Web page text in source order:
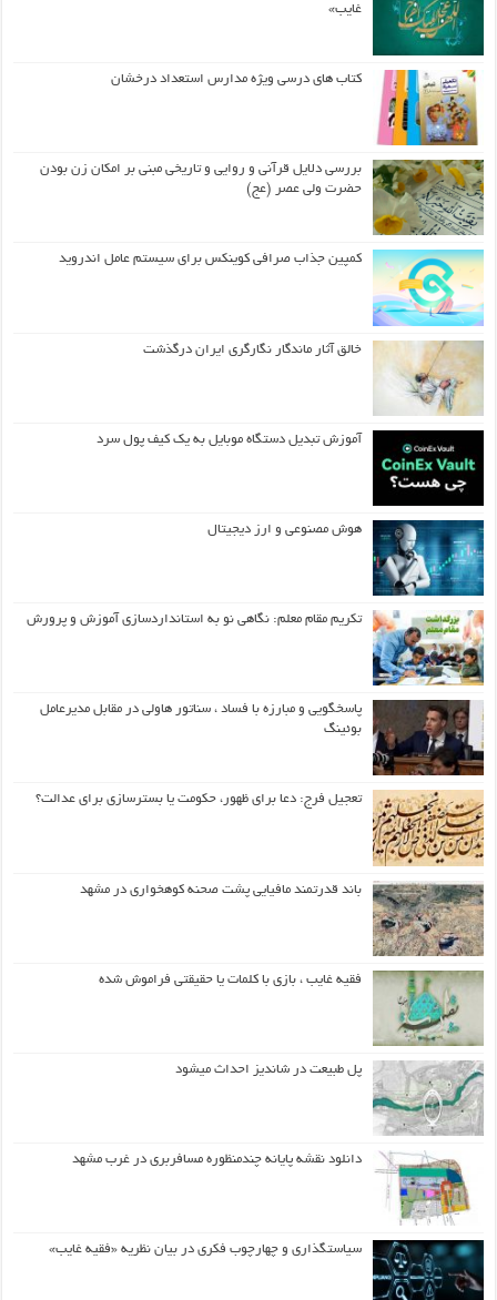
غایب»
کتاب های درسی ویژه مدارس استعداد درخشان
بررسی دلایل قرآنی و روایی و تاریخی مبنی بر امکان زن بودن
حضرت ولی عصر (عج)
کمپین جذاب صرافی کوینکس برای سیستم عامل اندروید
خالق آثار ماندگار نگارگری ایران درگذشت
آموزش تبدیل دستگاه موبایل به یک کیف‌ پول سرد
هوش مصنوعی و ارز دیجیتال
تکریم مقام معلم: نگاهی نو به استانداردسازی آموزش و پرورش
پاسخگویی و مبارزه با فساد ، سناتور هاولی در مقابل مدیرعامل
بوئینگ
تعجیل فرج: دعا برای ظهور، حکومت یا بسترسازی برای عدالت؟
باند قدرتمند مافیایی پشت صحنه کوهخواری در مشهد
فقیه غایب ، بازی با کلمات یا حقیقتی فراموش شده
پل طبیعت در شاندیز احداث میشود
دانلود نقشه پایانه چندمنظوره مسافربری در غرب مشهد
سیاستگذاری و چهارچوب فکری در بیان نظریه «فقیه غایب»